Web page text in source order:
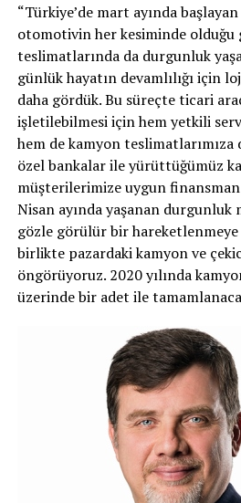
“Türkiye’de mart ayında
otomotivin her kesiminde olduğu
teslimatlarında da durgunluk
günlük hayatın devamlılığı için
daha gördük. Bu süreçte ticari
işletilebilmesi için hem yetkili
hem de kamyon teslimatlarımıza
özel bankalar ile yürüttüğümüz
müşterilerimize uygun
Nisan ayında yaşanan durgunluk
gözle görülür bir hareketlenmeye
birlikte pazardaki kamyon ve
öngörüyoruz. 2020 yılında
üzerinde bir adet ile